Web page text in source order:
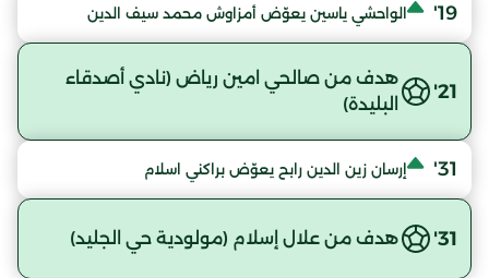
19' الواحشي ياسين يعوّض أمزاوش محمد سيف الدين
21'
هدف من صالحي امين رياض (نادي أصدقاء
البليدة)
31' إرسان زين الدين رابح يعوّض براكني اسلام
31' هدف من علال إسلام (مولودية حي الجليد)